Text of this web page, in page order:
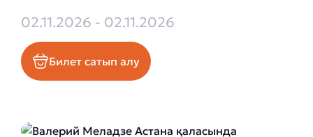
02.11.2026 - 02.11.2026
Билет сатып алу